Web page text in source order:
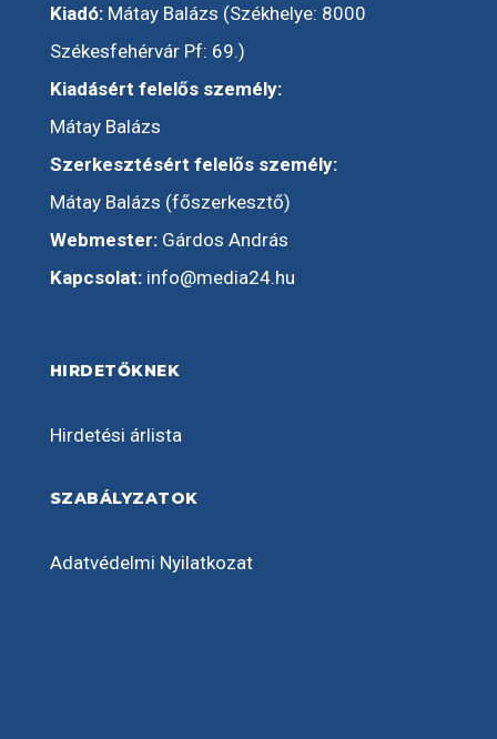
Kiadó:Mátay Balázs (Székhelye: 8000
Székesfehérvár Pf: 69.)
Kiadásért felelős személy:
Mátay Balázs
Szerkesztésért felelős személy:
Mátay Balázs (főszerkesztő)
Webmester:Gárdos András
Kapcsolat: info@media24.hu
HIRDETŐKNEK
Hirdetési árlista
SZABÁLYZATOK
Adatvédelmi Nyilatkozat